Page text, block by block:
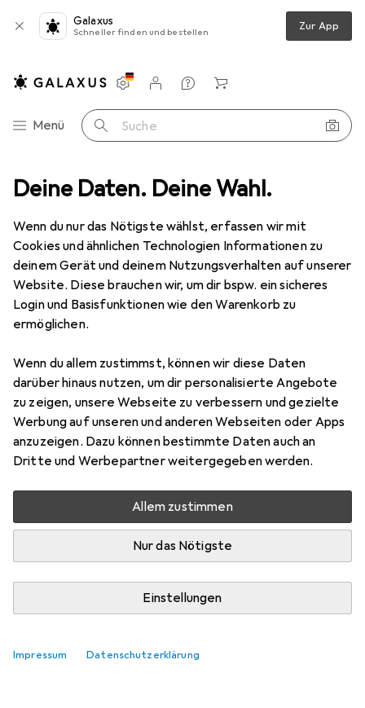
Deine Daten. Deine Wahl.
Wenn du nur das Nötigste wählst, erfassen wir mit
Cookies und ähnlichen Technologien Informationen zu
deinem Gerät und deinem Nutzungsverhalten auf unserer
Website. Diese brauchen wir, um dir bspw. ein sicheres
Login und Basisfunktionen wie den Warenkorb zu
ermöglichen.
Wenn du allem zustimmst, können wir diese Daten
darüber hinaus nutzen, um dir personalisierte Angebote
zu zeigen, unsere Webseite zu verbessern und gezielte
Werbung auf unseren und anderen Webseiten oder Apps
anzuzeigen. Dazu können bestimmte Daten auch an
Dritte und Werbepartner weitergegeben werden.
Allem zustimmen
Nur das Nötigste
Einstellungen
Impressum Datenschutzerklärung
Galaxus
Schneller finden und bestellen Zur App
Navigation nach Kategorien
Menü Suche
Einstellungen
Kundenkonto
Vergleichslisten
Merklisten
Warenkorb
Stromversorgung Data + Video Adapter
5 Bilder
LindyHDMI zu
Preis in EUR inkl. MwSt.
EUR
18,99
Bewertungen Marke
Mehr von Lindy
Zwischen Mo, 10.8. und Mi, 12.8. geliefert
10 Stück an Lager beim Lieferanten
Lieferort angeben für genaue Lieferzeit
In den Warenkorb